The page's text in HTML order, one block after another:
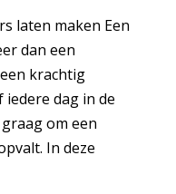
laten maken Een
dan een
krachtig
dag in de
om een
In deze